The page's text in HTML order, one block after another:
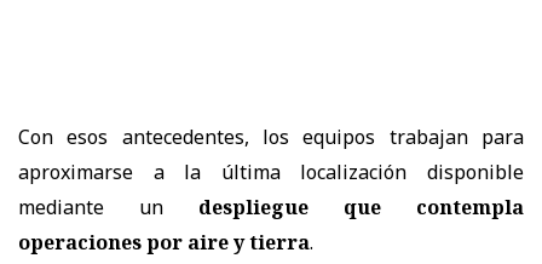
Con esos antecedentes, los equipos trabajan para
aproximarse a la última localización disponible
mediante un despliegue que contempla
operaciones por aire y tierra.